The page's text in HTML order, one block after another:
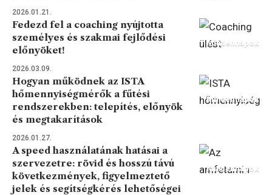
2026.01.21.
Mindennapok
Fedezd fel a coaching nyújtotta
személyes és szakmai fejlődési
előnyöket!
2026.03.09.
Mindennapok
Hogyan működnek az ISTA
hőmennyiségmérők a fűtési
rendszerekben: telepítés, előnyök
és megtakarítások
2026.01.27.
Mindennapok
A speed használatának hatásai a
szervezetre: rövid és hosszú távú
következmények, figyelmeztető
jelek és segítségkérés lehetőségei